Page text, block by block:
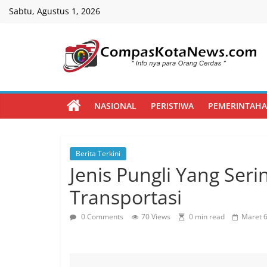
SkipSabtu, Agustus 1, 2026
Compas
Kota
CompasKotaNews.com
Hadir
untuk
memberikan
informasi
NASIONAL PERISTIWA
Berita Terkini
Jenis Pungli Yang
Transportasi
0 Comments 70 Views 0 min read Maret